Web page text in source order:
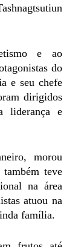
e ao
do
e seu chefe
dirigidos
liderança e
morou
teve
na área
atuou na
família.